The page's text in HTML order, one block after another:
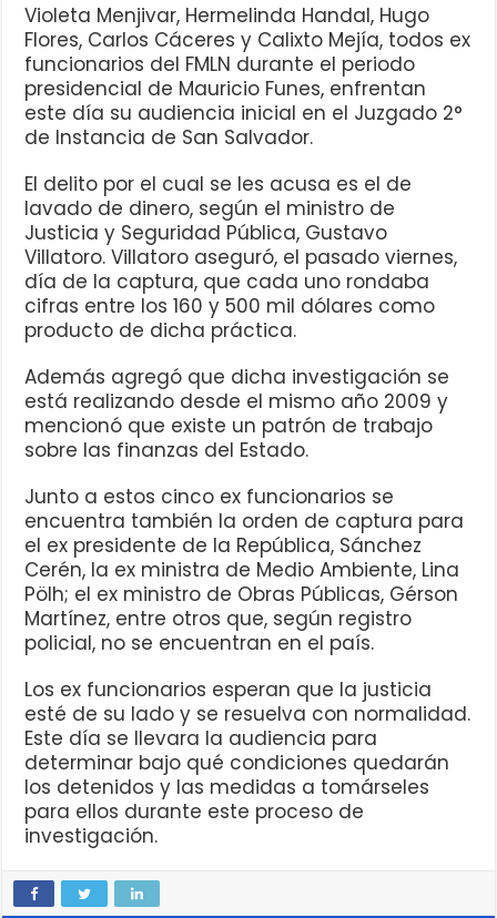
Violeta Menjivar, Hermelinda Handal, Hugo
Flores, Carlos Cáceres y Calixto Mejía, todos ex
funcionarios del FMLN durante el periodo
presidencial de Mauricio Funes, enfrentan
este día su audiencia inicial en el Juzgado 2°
de Instancia de San Salvador.
El delito por el cual se les acusa es el de
lavado de dinero, según el ministro de
Justicia y Seguridad Pública, Gustavo
Villatoro. Villatoro aseguró, el pasado viernes,
día de la captura, que cada uno rondaba
cifras entre los 160 y 500 mil dólares como
producto de dicha práctica.
Además agregó que dicha investigación se
está realizando desde el mismo año 2009 y
mencionó que existe un patrón de trabajo
sobre las finanzas del Estado.
Junto a estos cinco ex funcionarios se
encuentra también la orden de captura para
el ex presidente de la República, Sánchez
Cerén, la ex ministra de Medio Ambiente, Lina
Pölh; el ex ministro de Obras Públicas, Gérson
Martínez, entre otros que, según registro
policial, no se encuentran en el país.
Los ex funcionarios esperan que la justicia
esté de su lado y se resuelva con normalidad.
Este día se llevara la audiencia para
determinar bajo qué condiciones quedarán
los detenidos y las medidas a tomárseles
para ellos durante este proceso de
investigación.